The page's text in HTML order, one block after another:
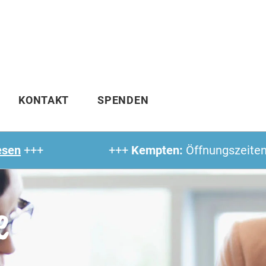
KONTAKT SPENDEN
Kempten: Öffnungszeiten und